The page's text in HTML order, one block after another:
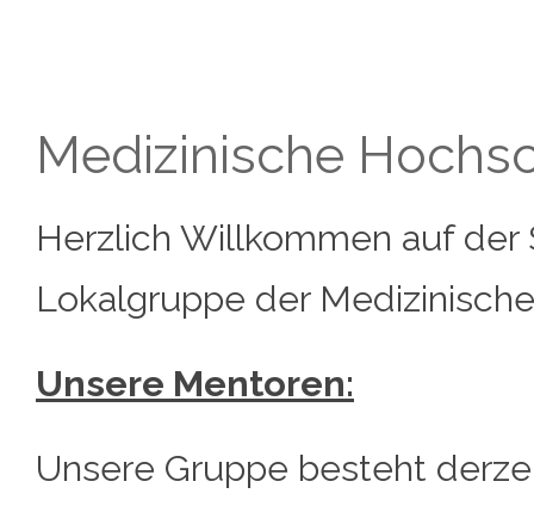
Medizinische
Herzlich Willkommen auf der
Lokalgruppe der
Unsere Mentoren:
Unsere Gruppe besteht